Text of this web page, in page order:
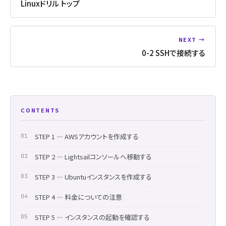
Linuxドリル トップ
NEXT →
0-2 SSHで接続する
CONTENTS
STEP 1 ― AWSアカウントを作成する
STEP 2 ― Lightsailコンソールへ移動する
STEP 3 ― Ubuntuインスタンスを作成する
STEP 4 ― 料金についての注意
STEP 5 ― インスタンスの起動を確認する